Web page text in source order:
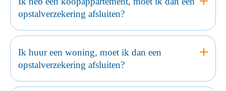
opstalverzekering afsluiten?
Ik huur een woning, moet ik dan een
opstalverzekering afsluiten?